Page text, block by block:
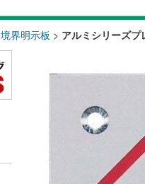
境界明示板 > アルミシリーズ